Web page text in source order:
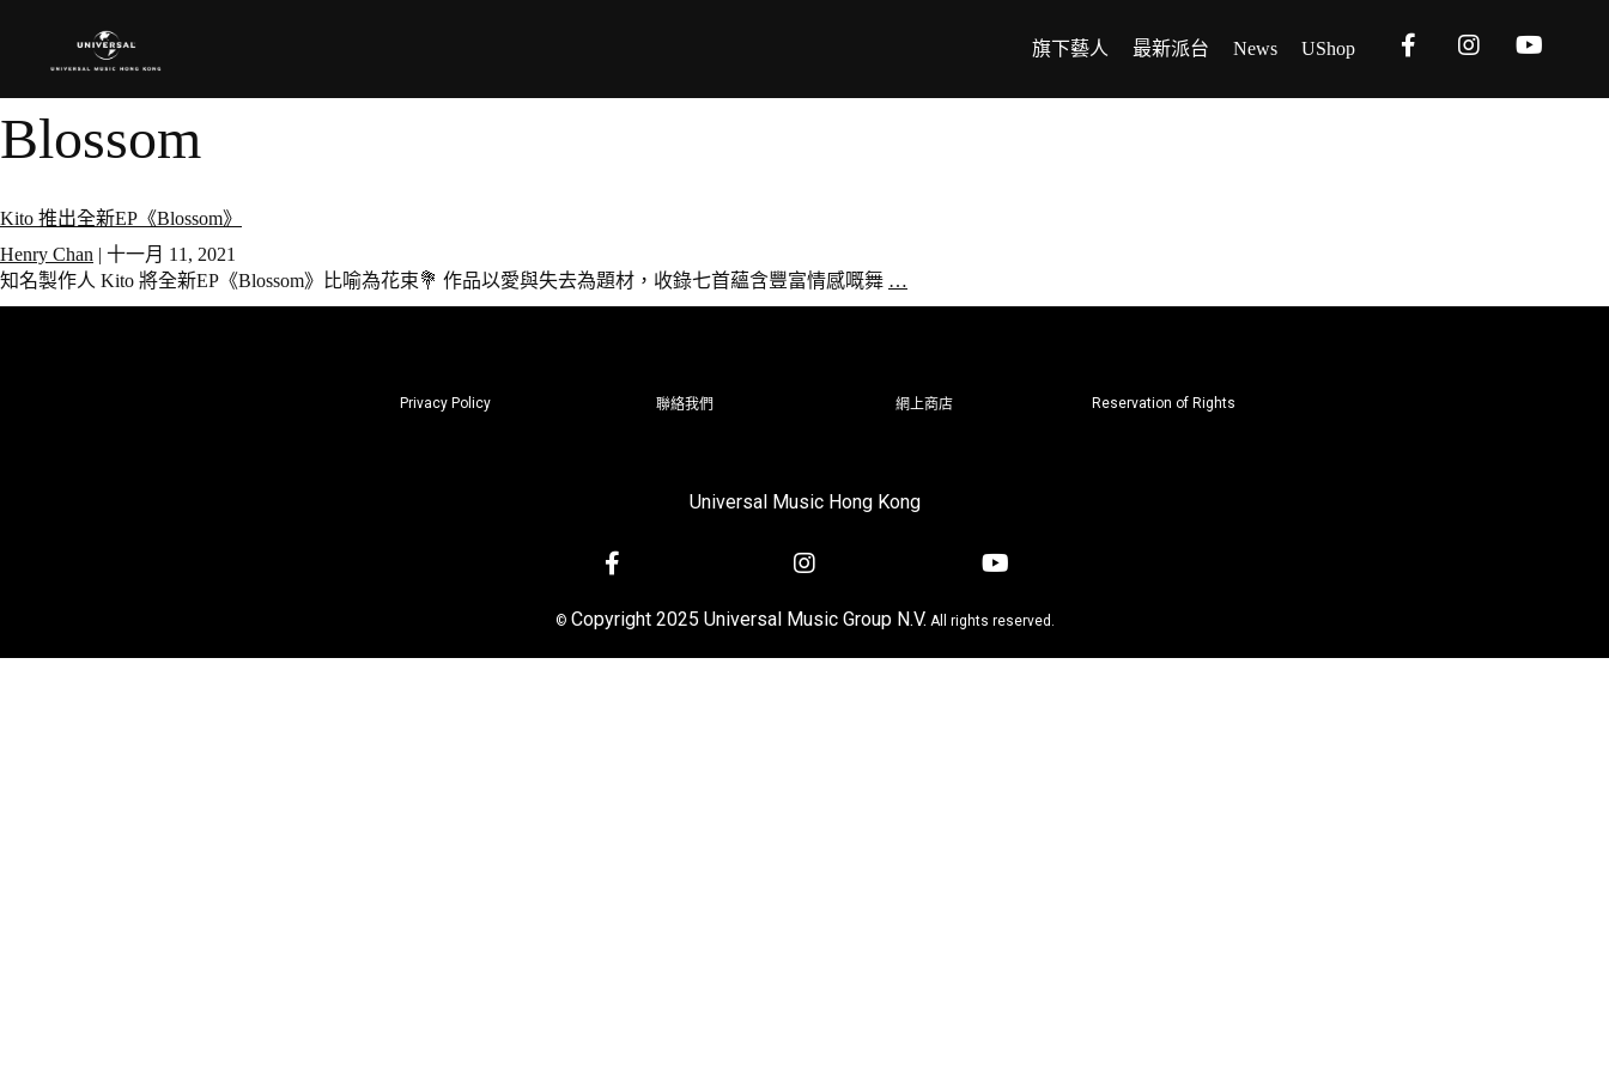
旗下藝人 最新派台 News UShop
Blossom
Kito 推出全新EP《Blossom》
Henry Chan | 十一月 11, 2021
知名製作人 Kito 將全新EP《Blossom》比喻為花束💐 作品以愛與失去為題材，收錄七首蘊含豐富情感嘅舞 …
Privacy Policy 聯絡我們 網上商店 Reservation of Rights
Universal Music Hong Kong
© Copyright 2025 Universal Music Group N.V. All rights reserved.